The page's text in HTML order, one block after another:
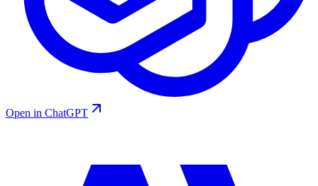
Open in ChatGPT